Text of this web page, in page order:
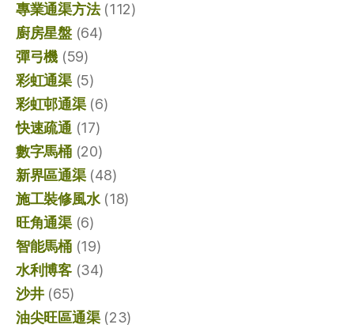
專業通渠方法(112)
廚房星盤(64)
彈弓機 (59)
彩虹通渠(5)
彩虹邨通渠(6)
快速疏通(17)
數字馬桶(20)
新界區通渠(48)
施工裝修風水(18)
旺角通渠(6)
智能馬桶(19)
水利博客(34)
沙井(65)
油尖旺區通渠(23)